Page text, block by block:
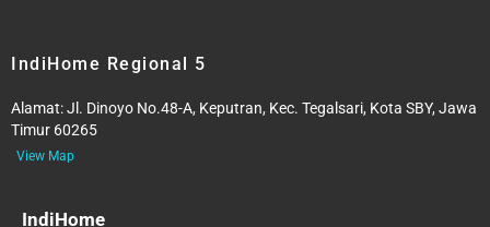
IndiHome Regional 5
Alamat:Jl. Dinoyo No.48-A, Keputran, Kec. Tegalsari, Kota SBY, Jawa
Timur 60265
View Map
IndiHome